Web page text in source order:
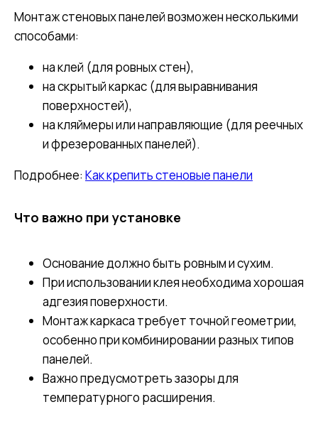
Монтаж стеновых панелей возможен несколькими
способами:
на клей (для ровных стен),
на скрытый каркас (для выравнивания
поверхностей),
на кляймеры или направляющие (для реечных
и фрезерованных панелей).
Подробнее: Как крепить стеновые панели
Что важно при установке
Основание должно быть ровным и сухим.
При использовании клея необходима хорошая
адгезия поверхности.
Монтаж каркаса требует точной геометрии,
особенно при комбинировании разных типов
панелей.
Важно предусмотреть зазоры для
температурного расширения.